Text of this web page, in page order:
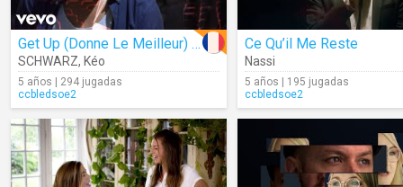
Get Up (Donne Le Meilleur) (Clip Officiel)
SCHWARZ, Kéo
5 años | 294 jugadas
ccbledsoe2
Ce Qu’il Me Reste
Nassi
5 años | 195 jugadas
ccbledsoe2